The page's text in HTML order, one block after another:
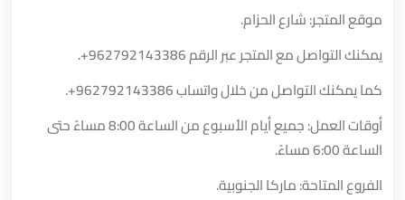
موقع المتجر: شارع الحزام.
يمكنك التواصل مع المتجر عبر الرقم+962792143386
.
كما يمكنك التواصل من خلال واتساب+962792143386
.
أوقات العمل: جميع أيام الأسبوع من الساعة 8:00 مساءً حتى
الساعة 6:00 مساءً.
الفروع المتاحة: ماركا الجنوبية.